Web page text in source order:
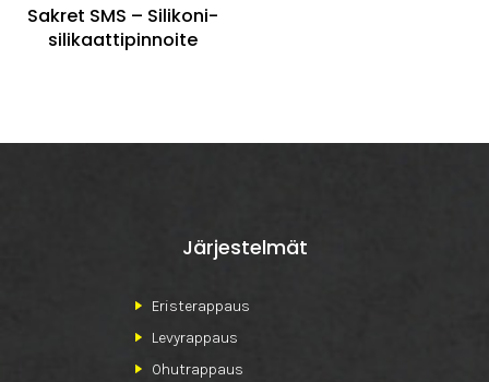
Sakret SMS – Silikoni-
silikaattipinnoite
Järjestelmät
Eristerappaus
Levyrappaus
Ohutrappaus